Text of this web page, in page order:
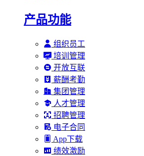
产品功能
组织员工
培训管理
开放互联
薪酬考勤
集团管理
人才管理
招聘管理
电子合同
App下载
绩效激励